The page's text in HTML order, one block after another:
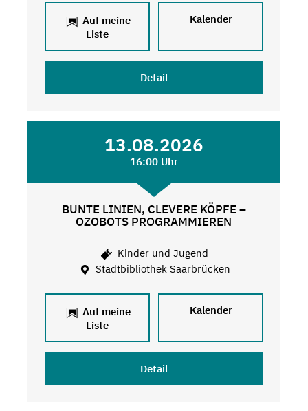
Auf meine
Liste
Kalender
Detail
13.08.2026
16:00 Uhr
BUNTE LINIEN, CLEVERE KÖPFE –
OZOBOTS PROGRAMMIEREN
Kinder und Jugend
Stadtbibliothek Saarbrücken
Auf meine
Liste
Kalender
Detail